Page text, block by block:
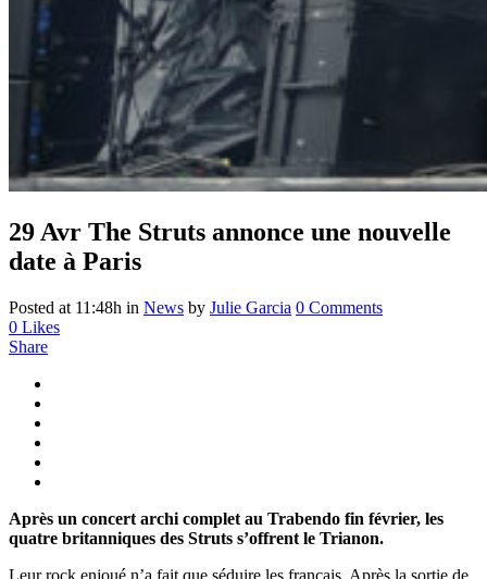
29 Avr The Struts annonce une nouvelle
date à Paris
Posted at 11:48h in News by Julie Garcia 0 Comments
0 Likes
Share
Après un concert archi complet au Trabendo fin février, les
quatre britanniques des Struts s’offrent le Trianon.
Leur rock enjoué n’a fait que séduire les français. Après la sortie de